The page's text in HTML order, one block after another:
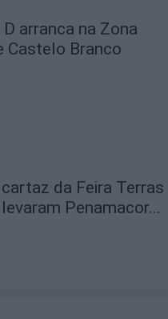
D arranca na Zona
Castelo Branco
da Feira Terras
Penamacor...